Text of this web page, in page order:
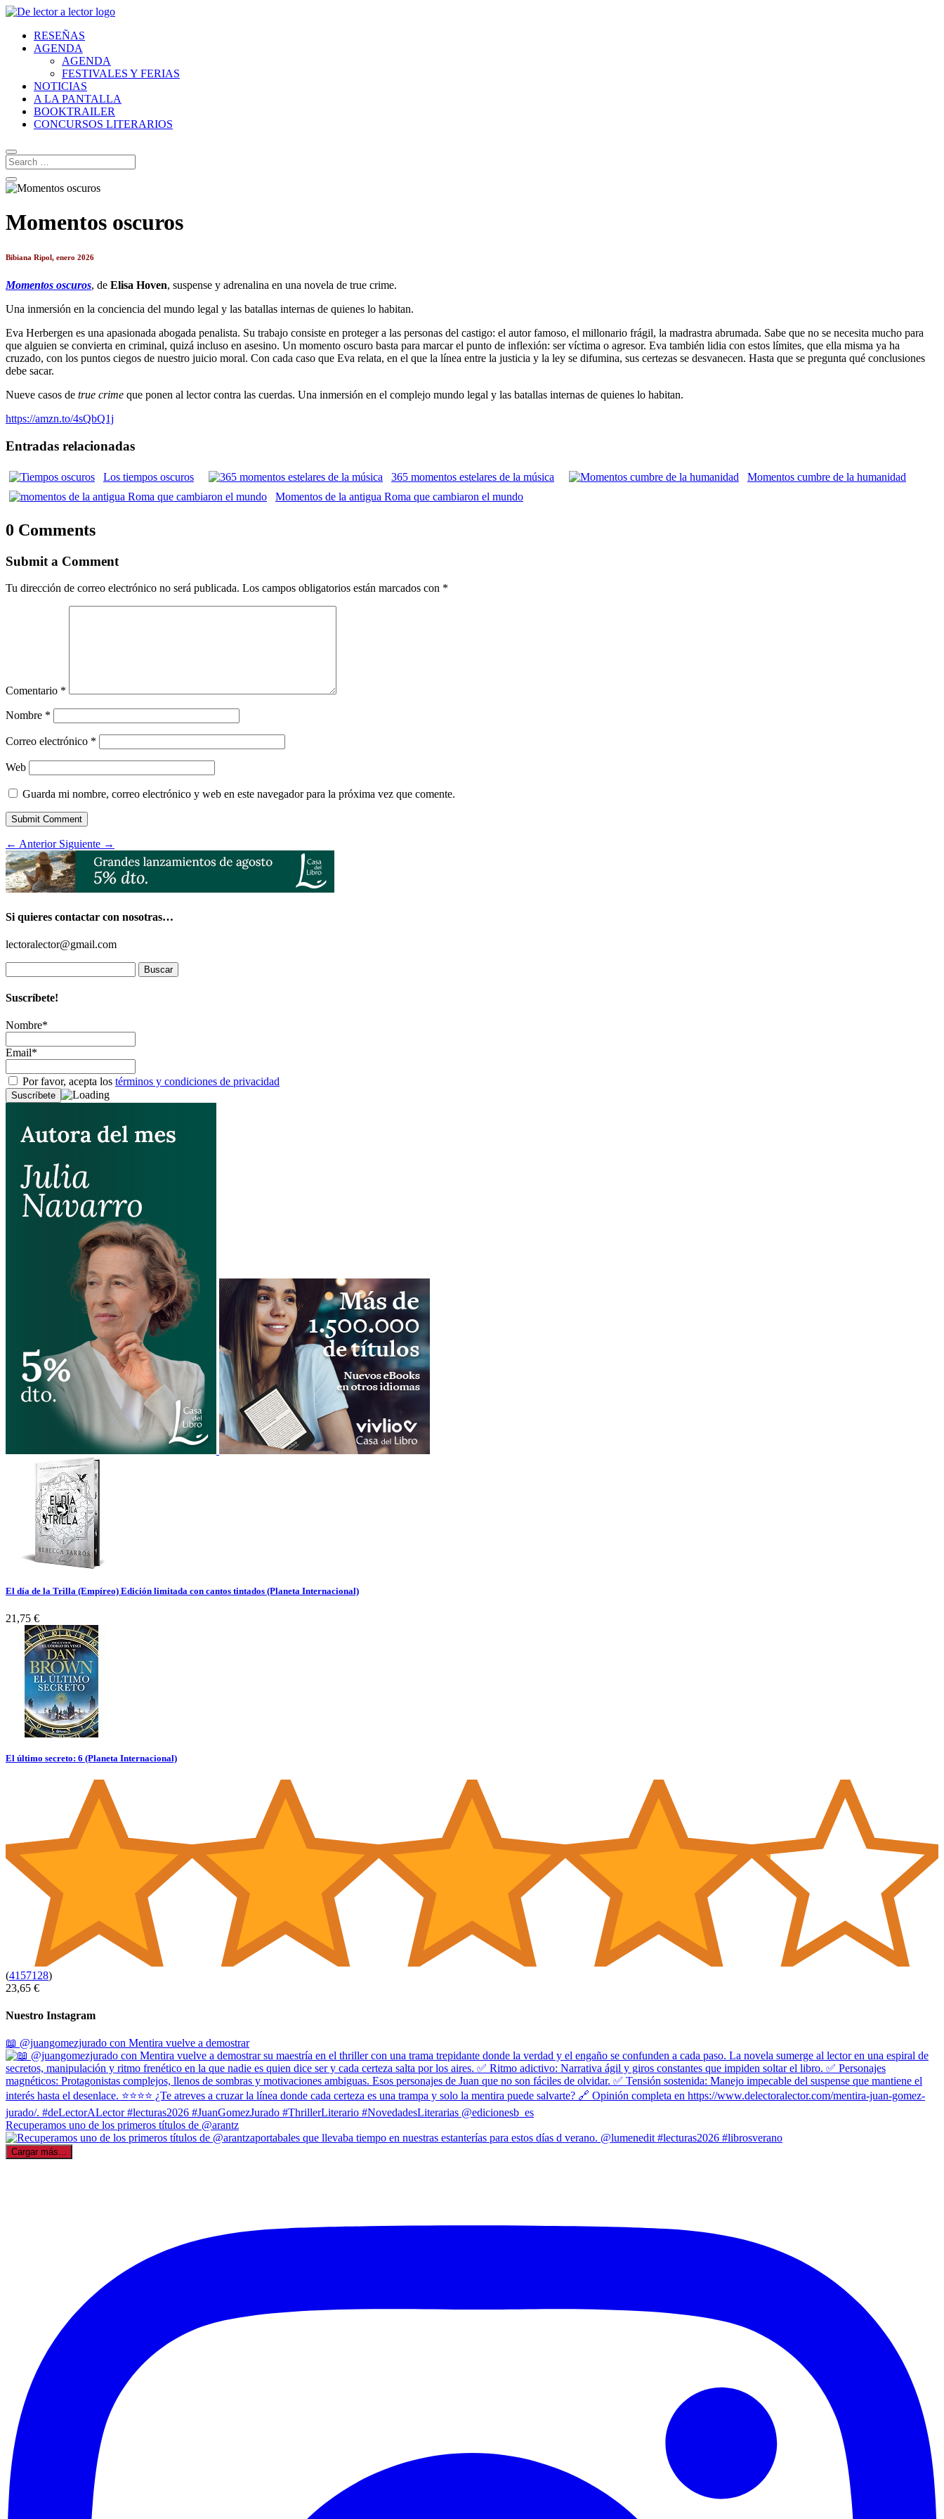
RESEÑAS
AGENDA
AGENDA
FESTIVALES Y FERIAS
NOTICIAS
A LA PANTALLA
BOOKTRAILER
CONCURSOS LITERARIOS
Momentos oscuros
Bibiana Ripol, enero 2026
Momentos oscuros, de Elisa Hoven, suspense y adrenalina en una novela de true crime.
Una inmersión en la conciencia del mundo legal y las batallas internas de quienes lo habitan.
Eva Herbergen es una apasionada abogada penalista. Su trabajo consiste en proteger a las personas del castigo: el autor famoso, el millonario frágil, la madrastra abrumada. Sabe que no se necesita mucho para
que alguien se convierta en criminal, quizá incluso en asesino. Un momento oscuro basta para marcar el punto de inflexión: ser víctima o agresor. Eva también lidia con estos límites, que ella misma ya ha
cruzado, con los puntos ciegos de nuestro juicio moral. Con cada caso que Eva relata, en el que la línea entre la justicia y la ley se difumina, sus certezas se desvanecen. Hasta que se pregunta qué conclusiones
debe sacar.
Nueve casos de true crime que ponen al lector contra las cuerdas. Una inmersión en el complejo mundo legal y las batallas internas de quienes lo habitan.
https://amzn.to/4sQbQ1j
Entradas relacionadas
Los tiempos oscuros 365 momentos estelares de la música
Momentos cumbre de la humanidad
Momentos de la antigua Roma que cambiaron el mundo
0 Comments
Submit a Comment
Tu dirección de correo electrónico no será publicada. Los campos obligatorios están marcados con *
Comentario *
Nombre *
Correo electrónico *
Web
Guarda mi nombre, correo electrónico y web en este navegador para la próxima vez que comente.
Submit Comment
← Anterior Siguiente →
Si quieres contactar con nosotras…
lectoralector@gmail.com
Suscríbete!
Nombre*
Email*
Por favor, acepta los términos y condiciones de privacidad
El día de la Trilla (Empíreo) Edición limitada con cantos tintados (Planeta Internacional)
21,75 €
El último secreto: 6 (Planeta Internacional)
(4157128)
23,65 €
Nuestro Instagram
📖 @juangomezjurado con Mentira vuelve a demostrar
Recuperamos uno de los primeros títulos de @arantz
Cargar más...